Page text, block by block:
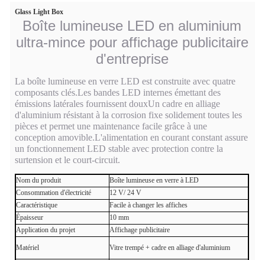
Glass Light Box
Boîte lumineuse LED en aluminium
ultra-mince pour affichage publicitaire
d'entreprise
La boîte lumineuse en verre LED est construite avec quatre
composants clés.Les bandes LED internes émettant des
émissions latérales fournissent douxUn cadre en alliage
d'aluminium résistant à la corrosion fixe solidement toutes les
pièces et permet une maintenance facile grâce à une
conception amovible.L'alimentation en courant constant assure
un fonctionnement LED stable avec protection contre la
surtension et le court-circuit.
Nom du produit
Boîte lumineuse en verre à LED
Consommation d'électricité
12 V/ 24 V
Caractéristique
Facile à changer les affiches
Épaisseur
10 mm
Application du projet
Affichage publicitaire
Matériel Vitre trempé + cadre en alliage d'aluminium